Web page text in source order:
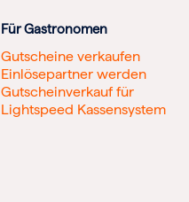
Für Gastronomen
Gutscheine verkaufen
Einlösepartner werden
Gutscheinverkauf für
Lightspeed Kassensystem